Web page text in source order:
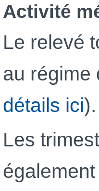
Activité
Le relevé
au régime
détails ici).
Les